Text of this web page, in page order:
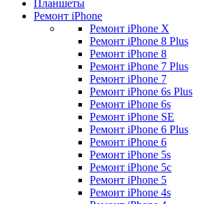
Планшеты
Ремонт iPhone
Ремонт iPhone X
Ремонт iPhone 8 Plus
Ремонт iPhone 8
Ремонт iPhone 7 Plus
Ремонт iPhone 7
Ремонт iPhone 6s Plus
Ремонт iPhone 6s
Ремонт iPhone SE
Ремонт iPhone 6 Plus
Ремонт iPhone 6
Ремонт iPhone 5s
Ремонт iPhone 5c
Ремонт iPhone 5
Ремонт iPhone 4s